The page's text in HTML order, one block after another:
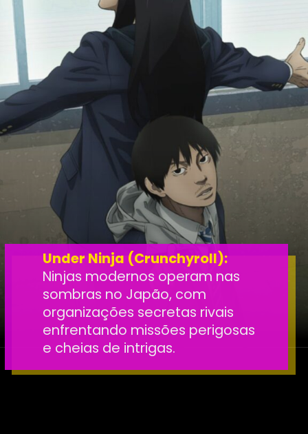
Under Ninja (Crunchyroll):
Ninjas modernos operam nas
sombras no Japão, com
organizações secretas rivais
enfrentando missões perigosas
e cheias de intrigas.